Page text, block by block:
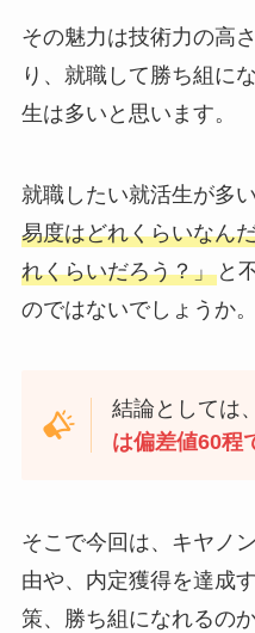
その魅力は技術力の高
り、就職して勝ち組に
生は多いと思います。
就職したい就活生が多い
易度はどれくらいなん
れくらいだろう？」と
のではないでしょうか。
結論としては
は偏差値60程
そこで今回は、キヤノ
由や、内定獲得を達成
策、勝ち組になれるの